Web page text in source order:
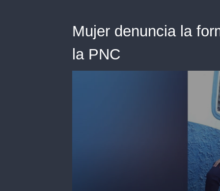
Mujer denuncia la
la PNC